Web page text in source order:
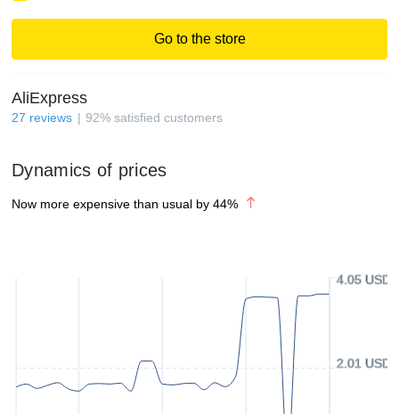
Go to the store
AliExpress
27 reviews 92% satisfied customers
Dynamics of prices
Now more expensive than usual by 44%
2.01 USD
4.05 USD